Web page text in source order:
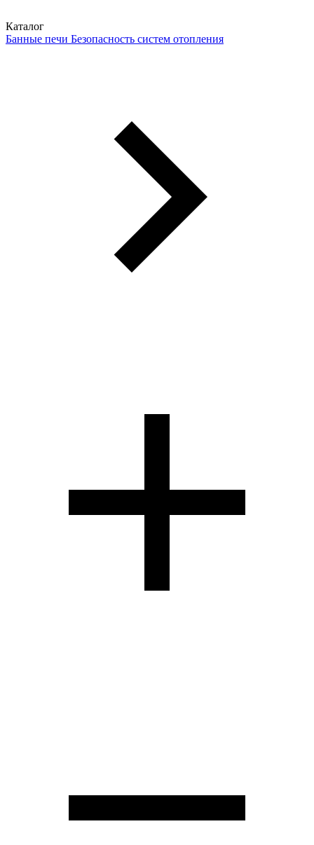
Каталог
Банные печи Безопасность систем отопления